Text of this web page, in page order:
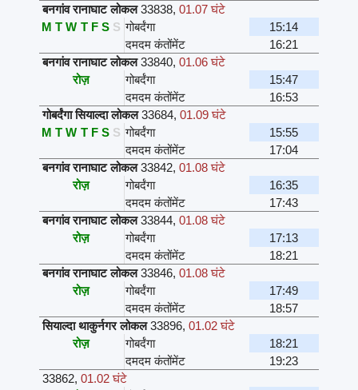
बनगांव रानाघाट लोकल 33838, 01.07 घंटे
M T W T F S S गोबर्दंगा
15:14
दमदम कंतोंमेंट
16:21
बनगांव रानाघाट लोकल 33840, 01.06 घंटे
रोज़
गोबर्दंगा
15:47
दमदम कंतोंमेंट
16:53
गोबर्दंगा सियाल्दा लोकल 33684, 01.09 घंटे
M T W T F S S गोबर्दंगा
15:55
दमदम कंतोंमेंट
17:04
बनगांव रानाघाट लोकल 33842, 01.08 घंटे
रोज़
गोबर्दंगा
16:35
दमदम कंतोंमेंट
17:43
बनगांव रानाघाट लोकल 33844, 01.08 घंटे
रोज़
गोबर्दंगा
17:13
दमदम कंतोंमेंट
18:21
बनगांव रानाघाट लोकल 33846, 01.08 घंटे
रोज़
गोबर्दंगा
17:49
दमदम कंतोंमेंट
18:57
सियाल्दा थाकुर्नगर लोकल 33896, 01.02 घंटे
रोज़
गोबर्दंगा
18:21
दमदम कंतोंमेंट
19:23
33862, 01.02 घंटे